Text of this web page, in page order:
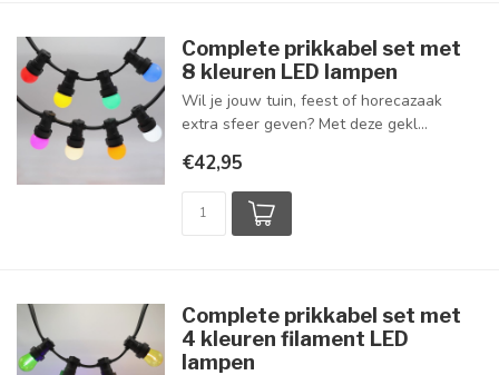
Complete prikkabel set met
8 kleuren LED lampen
Wil je jouw tuin, feest of horecazaak
extra sfeer geven? Met deze gekl...
€42,95
Complete prikkabel set met
4 kleuren filament LED
lampen